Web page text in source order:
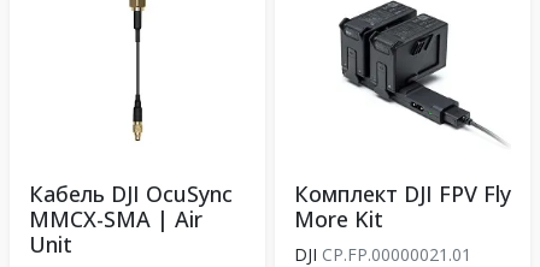
Кабель DJI OcuSync
MMCX-SMA | Air
Unit
Комплект DJI FPV Fly
More Kit
DJI CP.FP.00000021.01